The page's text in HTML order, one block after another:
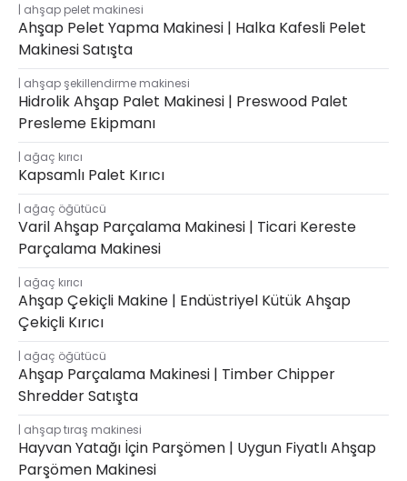
ahşap pelet makinesi
Ahşap Pelet Yapma Makinesi | Halka Kafesli Pelet
Makinesi Satışta
ahşap şekillendirme makinesi
Hidrolik Ahşap Palet Makinesi | Preswood Palet
Presleme Ekipmanı
ağaç kırıcı
Kapsamlı Palet Kırıcı
ağaç öğütücü
Varil Ahşap Parçalama Makinesi | Ticari Kereste
Parçalama Makinesi
ağaç kırıcı
Ahşap Çekiçli Makine | Endüstriyel Kütük Ahşap
Çekiçli Kırıcı
ağaç öğütücü
Ahşap Parçalama Makinesi | Timber Chipper
Shredder Satışta
ahşap tıraş makinesi
Hayvan Yatağı İçin Parşömen | Uygun Fiyatlı Ahşap
Parşömen Makinesi